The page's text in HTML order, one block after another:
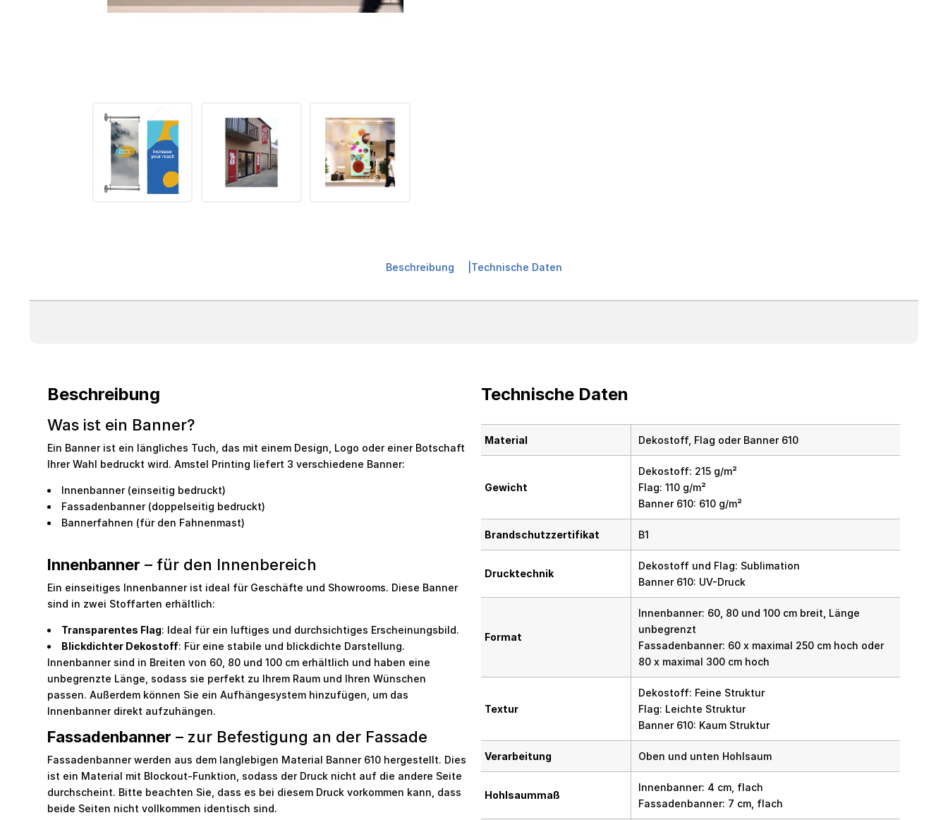
Beschreibung Technische Daten
Beschreibung
Was ist ein Banner?
Ein Banner ist ein längliches Tuch, das mit einem Design, Logo oder einer Botschaft
Ihrer Wahl bedruckt wird. Amstel Printing liefert 3 verschiedene Banner:
Innenbanner (einseitig bedruckt)
Fassadenbanner (doppelseitig bedruckt)
Bannerfahnen (für den Fahnenmast)
Innenbanner – für den Innenbereich
Ein einseitiges Innenbanner ist ideal für Geschäfte und Showrooms. Diese Banner
sind in zwei Stoffarten erhältlich:
Transparentes Flag: Ideal für ein luftiges und durchsichtiges Erscheinungsbild.
Blickdichter Dekostoff: Für eine stabile und blickdichte Darstellung.
Innenbanner sind in Breiten von 60, 80 und 100 cm erhältlich und haben eine
unbegrenzte Länge, sodass sie perfekt zu Ihrem Raum und Ihren Wünschen
passen. Außerdem können Sie ein Aufhängesystem hinzufügen, um das
Innenbanner direkt aufzuhängen.
Fassadenbanner – zur Befestigung an der Fassade
Fassadenbanner werden aus dem langlebigen Material Banner 610 hergestellt. Dies
ist ein Material mit Blockout-Funktion, sodass der Druck nicht auf die andere Seite
durchscheint. Bitte beachten Sie, dass es bei diesem Druck vorkommen kann, dass
beide Seiten nicht vollkommen identisch sind.
Technische Daten
Material Dekostoff, Flag oder Banner 610
Gewicht
Dekostoff: 215 g/m²
Flag: 110 g/m²
Banner 610: 610 g/m²
Brandschutzzertifikat B1
Drucktechnik
Dekostoff und Flag: Sublimation
Banner 610: UV-Druck
Format
Innenbanner: 60, 80 und 100 cm breit, Länge
unbegrenzt
Fassadenbanner: 60 x maximal 250 cm hoch oder
80 x maximal 300 cm hoch
Textur
Dekostoff: Feine Struktur
Flag: Leichte Struktur
Banner 610: Kaum Struktur
Verarbeitung Oben und unten Hohlsaum
Hohlsaummaß
Innenbanner: 4 cm, flach
Fassadenbanner: 7 cm, flach